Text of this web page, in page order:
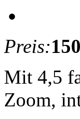
Preis:
Mit 4,5
Zoom,